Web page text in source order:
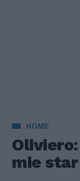
HOME
mie